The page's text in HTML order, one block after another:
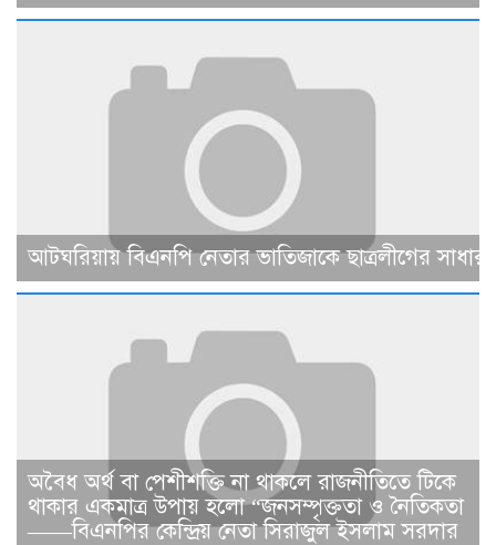
আটঘরিয়ায় বিএনপি নেতার ভাতিজাকে ছাত্রলীগের
​​অবৈধ অর্থ বা পেশীশক্তি না থাকলে রাজনীতিতে টিকে
থাকার একমাত্র উপায় হলো “জনসম্পৃক্ততা ও নৈতিকতা
——বিএনপির কেন্দ্রিয় নেতা সিরাজুল ইসলাম সরদার